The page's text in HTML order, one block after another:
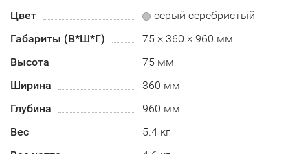
Цвет
серый серебристый
Габариты (В*Ш*Г)
75 × 360 × 960 мм
Высота
75 мм
Ширина
360 мм
Глубина
960 мм
Вес
5.4 кг